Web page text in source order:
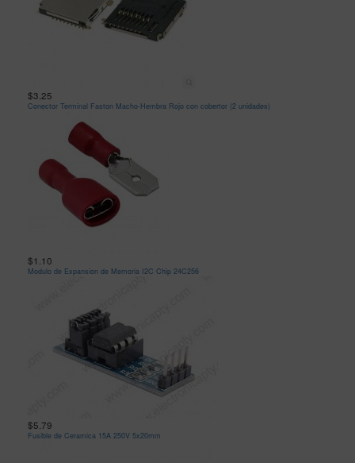
$3.25
Conector Terminal Faston Macho-Hembra Rojo con cobertor (2 unidades)
$1.10
Modulo de Expansion de Memoria I2C Chip 24C256
$5.79
Fusible de Ceramica 15A 250V 5x20mm